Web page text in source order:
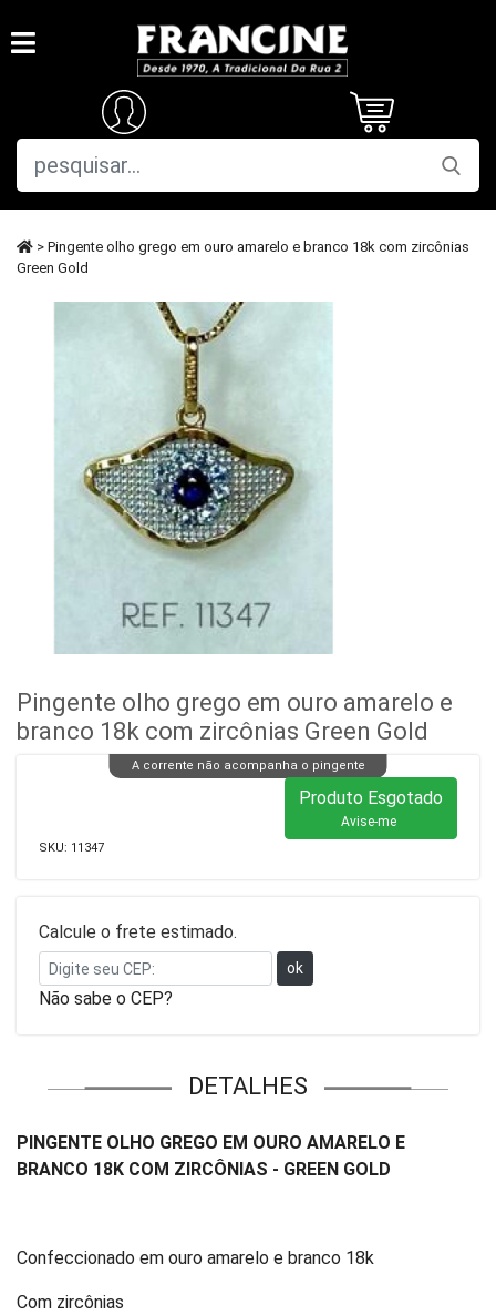
> Pingente olho grego em ouro amarelo e branco 18k com zircônias
Green Gold
Pingente olho grego em ouro amarelo e
branco 18k com zircônias Green Gold
A corrente não acompanha o pingente
Produto Esgotado
Avise-me
SKU: 11347
Calcule o frete estimado.
Não sabe o CEP?
DETALHES
PINGENTE OLHO GREGO EM OURO AMARELO E
BRANCO 18K COM ZIRCÔNIAS - GREEN GOLD
Confeccionado em ouro amarelo e branco 18k
Com zircônias